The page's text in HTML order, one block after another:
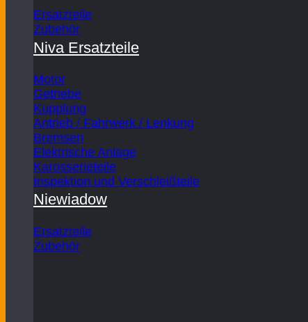
Ersatzteile
Zubehör
Niva Ersatzteile
Motor
Getriebe
Kupplung
Antrieb / Fahrwerk / Lenkung
Bremsen
Elektrische Anlage
Karosserieteile
Inspektion und Verschleißteile
Niewiadow
Ersatzteile
Zubehör